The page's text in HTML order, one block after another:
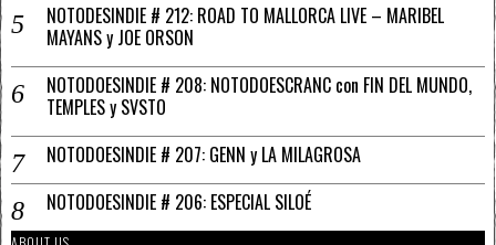
NOTODESINDIE # 212: ROAD TO MALLORCA LIVE – MARIBEL
MAYANS y JOE ORSON
NOTODOESINDIE # 208: NOTODOESCRANC con FIN DEL MUNDO,
TEMPLES y SVSTO
NOTODOESINDIE # 207: GENN y LA MILAGROSA
NOTODOESINDIE # 206: ESPECIAL SILOÉ